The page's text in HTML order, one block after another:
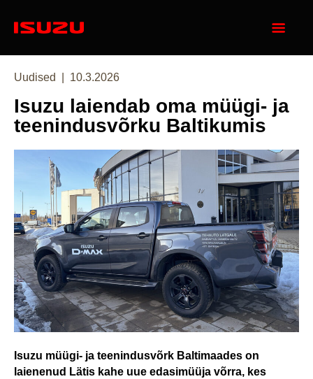
Categories
Uudised
Posted
10.3.2026
Isuzu laiendab oma müügi- ja
teenindusvõrku Baltikumis
Isuzu müügi- ja teenindusvõrk Baltimaades on
laienenud Lätis kahe uue edasimüüja võrra, kes